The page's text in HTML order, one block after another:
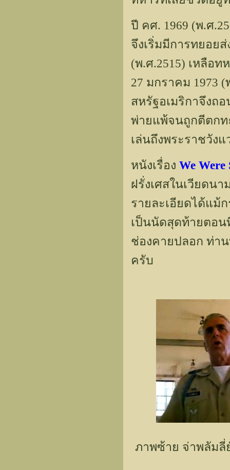
ปี คศ. 1969 (พ.ศ
จึงเริ่มมีการทยอย
(พ.ศ.2515) เหลือท
27 มกราคม 1973
สหรัฐอเมริกาจึงถ
พ่ายแพ้จนถูกตีตกท
เล่นถึงพระราชวัง
หนังเรื่อง We
ฝรั่งเศสในเวียดน
รายละเอียดได้แม้
เป็นนัดสุดท้ายตอน
ช่องคายปลอก ท่า
ครับ
ภาพซ้าย จ่าพลัม